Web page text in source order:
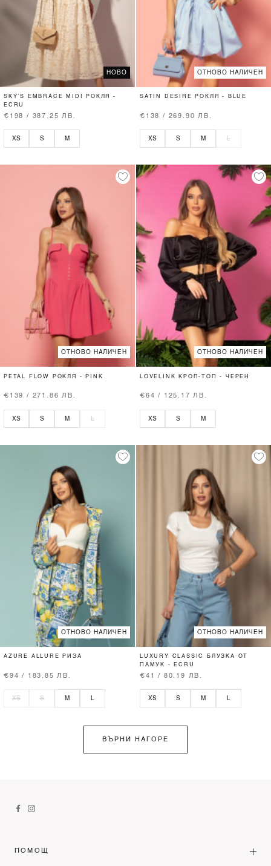
НОВО
SKY’S EMBRACE MIDI РОКЛЯ -
ECRU
€198 / 387.25 ЛВ.
XS S M
ОТНОВО НАЛИЧЕН
SATIN DESIRE РОКЛЯ - BLUE
€138 / 269.90 ЛВ.
XS S M L
ОТНОВО НАЛИЧЕН
PETAL FLOW РОКЛЯ - PINK
€139 / 271.86 ЛВ.
XS S M L
ОТНОВО НАЛИЧЕН
LOVELINK КРОП-ТОП - ЧЕРЕН
€64 / 125.17 ЛВ.
XS S M
ОТНОВО НАЛИЧЕН
AZURE ALLURE РИЗА
€94 / 183.85 ЛВ.
XS S M L
ОТНОВО НАЛИЧЕН
LUXURY CLASSIC БЛУЗКА ОТ
ПАМУК - ECRU
€41 / 80.19 ЛВ.
XS S M L
ВЪРНИ НАГОРЕ
ПОМОЩ